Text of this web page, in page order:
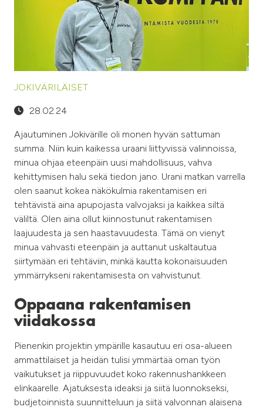
JOKIVÄRILÄISET
28.02.24
Ajautuminen Jokivärille oli monen hyvän sattuman
summa. Niin kuin kaikessa uraani liittyvissä valinnoissa,
minua ohjaa eteenpäin uusi mahdollisuus, vahva
kehittymisen halu sekä tiedon jano. Urani matkan varrella
olen saanut kokea näkökulmia rakentamisen eri
tehtävistä aina apupojasta valvojaksi ja kaikkea siltä
väliltä. Olen aina ollut kiinnostunut rakentamisen
laajuudesta ja sen haastavuudesta. Tämä on vienyt
minua vahvasti eteenpäin ja auttanut uskaltautua
siirtymään eri tehtäviin, minkä kautta kokonaisuuden
ymmärrykseni rakentamisesta on vahvistunut.
Oppaana rakentamisen
viidakossa
Pienenkin projektin ympärille kasautuu eri osa-alueen
ammattilaiset ja heidän tulisi ymmärtää oman työn
vaikutukset ja riippuvuudet koko rakennushankkeen
elinkaarelle. Ajatuksesta ideaksi ja siitä luonnokseksi,
budjetoinnista suunnitteluun ja siitä valvonnan alaisena